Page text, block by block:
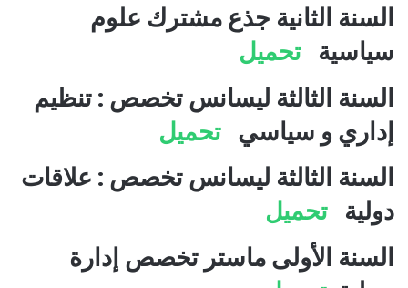
السنة الثانية جذع مشترك علوم
سياسية تحميل
السنة الثالثة ليسانس تخصص : تنظيم
إداري و سياسي تحميل
السنة الثالثة ليسانس تخصص : علاقات
دولية تحميل
السنة الأولى ماستر تخصص إدارة